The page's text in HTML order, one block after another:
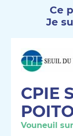
Ce
Je
CPIE
Vouneuil